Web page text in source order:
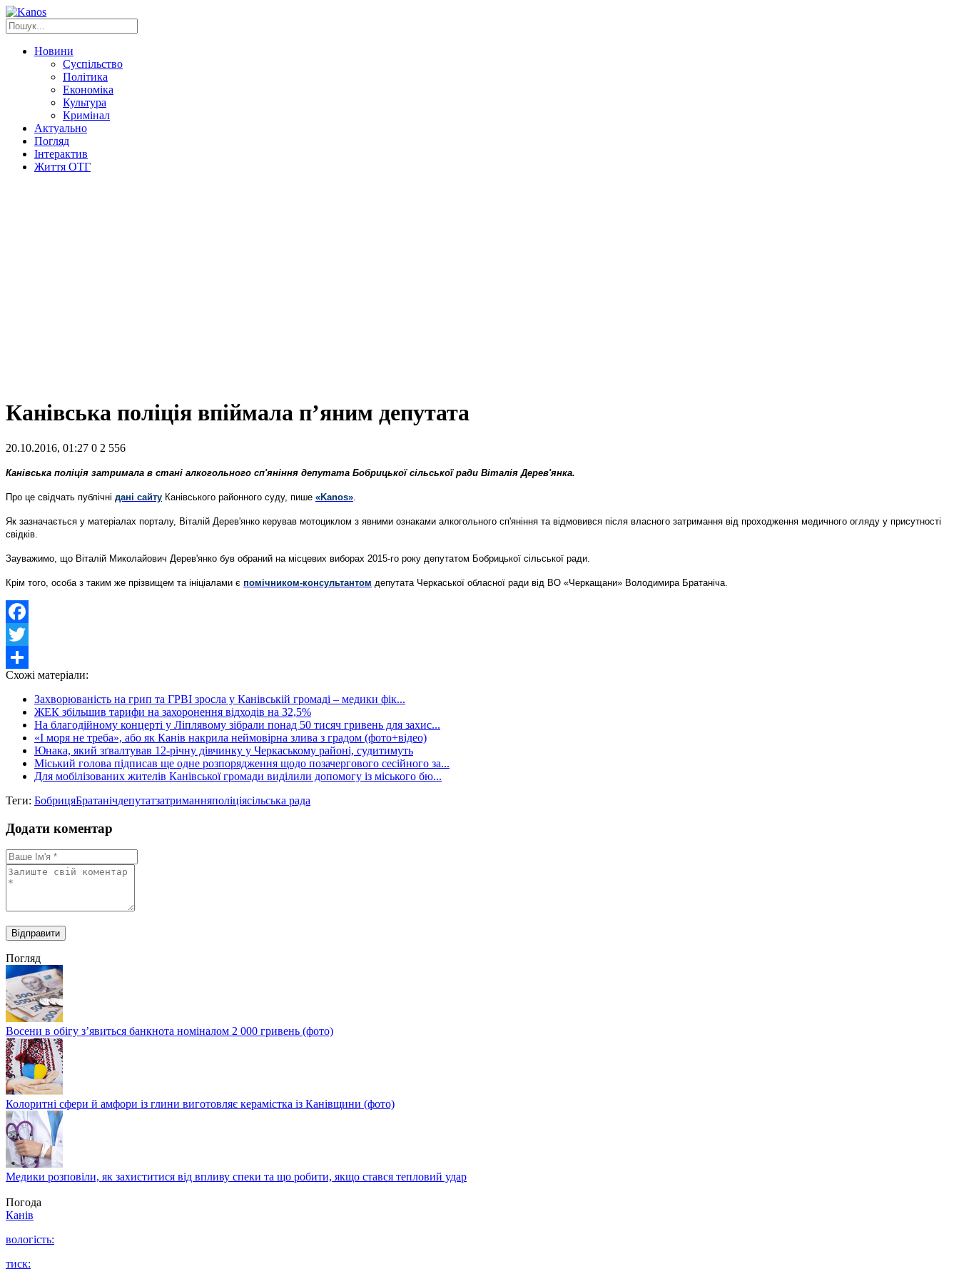
Новини
Суспільство
Політика
Економіка
Культура
Кримінал
Актуально
Погляд
Інтерактив
Життя ОТГ
Канівська поліція впіймала п’яним депутата
20.10.2016, 01:27 0 2 556
Канівська поліція затримала в стані алкогольного сп'яніння депутата Бобрицької сільської ради Віталія Дерев'янка.
Про це свідчать публічні дані сайту Канівського районного суду, пише «Kanos»
Як зазначається у матеріалах порталу, Віталій Дерев'янко керував мотоциклом з явними ознаками алкогольного сп'яніння та відмовився після власного затримання від проходження медичного огляду у присутності
свідків.
Зауважимо, що Віталій Миколайович Дерев'янко був обраний на місцевих виборах 2015-го року депутатом Бобрицької сільської ради.
Крім того, особа з таким же прізвищем та ініціалами є помічником-консультантом депутата Черкаської обласної ради від ВО «Черкащани» Володимира Братаніча.
Facebook
Twitter
Share
Схожі матеріали:
Захворюваність на грип та ГРВІ зросла у Канівській громаді – медики фік...
ЖЕК збільшив тарифи на захоронення відходів на 32,5%
На благодійному концерті у Ліплявому зібрали понад 50 тисяч гривень для захис...
«І моря не треба», або як Канів накрила неймовірна злива з градом (фото+відео)
Юнака, який зґвалтував 12-річну дівчинку у Черкаському районі, судитимуть
Міський голова підписав ще одне розпорядження щодо позачергового сесійного за...
Для мобілізованих жителів Канівської громади виділили допомогу із міського бю...
Теги: БобрицяБратанічдепутатзатриманняполіціясільська рада
Додати коментар
Погляд
Восени в обігу з’явиться банкнота номіналом 2 000 гривень (фото)
Колоритні сфери й амфори із глини виготовляє керамістка із Канівщини (фото)
Медики розповіли, як захиститися від впливу спеки та що робити, якщо стався тепловий удар
Погода
Канів
вологість:
тиск: